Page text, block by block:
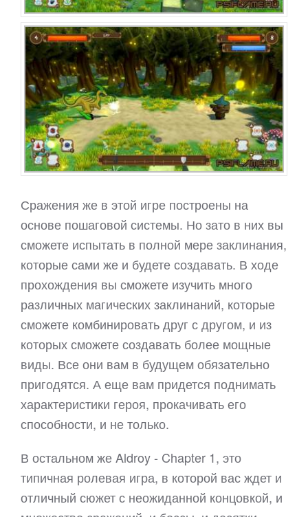
Сражения же в этой игре построены на
основе пошаговой системы. Но зато в них вы
сможете испытать в полной мере заклинания,
которые сами же и будете создавать. В ходе
прохождения вы сможете изучить много
различных магических заклинаний, которые
сможете комбинировать друг с другом, и из
которых сможете создавать более мощные
виды. Все они вам в будущем обязательно
пригодятся. А еще вам придется поднимать
характеристики героя, прокачивать его
способности, и не только.
В остальном же Aldroy - Chapter 1, это
типичная ролевая игра, в которой вас ждет и
отличный сюжет с неожиданной концовкой, и